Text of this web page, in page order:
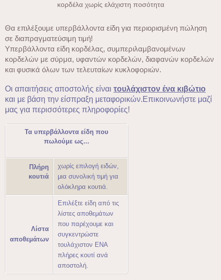
κορδέλα χωρίς ελάχιστη ποσότητα
Θα επιλέξουμε υπερβάλλοντα είδη για περιορισμένη πώληση
σε διαπραγματεύσιμη τιμή!
Υπερβάλλοντα είδη κορδέλας, συμπεριλαμβανομένων
κορδελών με σύρμα, υφαντών κορδελών, διαφανών κορδελών
και φυσικά όλων των τελευταίων κυκλοφοριών.
Οι απαιτήσεις αποστολής είναι τουλάχιστον ένα κιβώτιο
και με βάση την είσπραξη μεταφορικών.Επικοινωνήστε μαζί
μας για περισσότερες πληροφορίες!
Τα υπερβάλλοντα είδη που
πωλούμε ως...
Πλήρη
κουτιά
χωρίς επιλογή ειδών,
μια συνολική τιμή για
ολόκληρα κουτιά.
Λίστα
αποθεμάτων
Επιλέξτε είδη από τις
λίστες αποθεμάτων
που παρέχουμε και
συγκεντρώστε
τουλάχιστον ΕΝΑ
πλήρες κουτί ανά
αποστολή.